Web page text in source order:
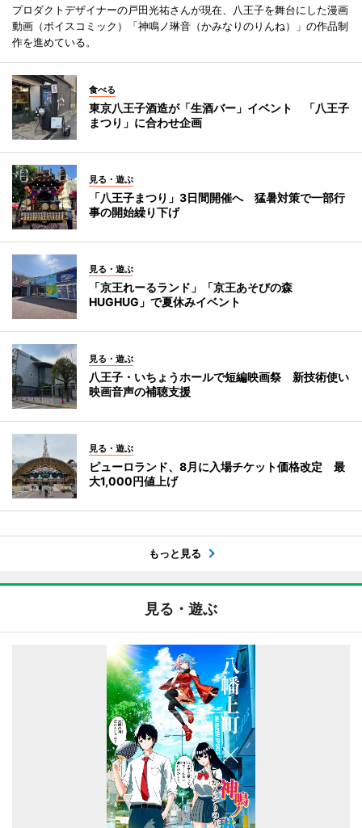
プロダクトデザイナーの戸田光祐さんが現在、八王子を舞台にした漫画
動画（ボイスコミック）「神鳴ノ琳音（かみなりのりんね）」の作品制
作を進めている。
食べる
東京八王子酒造が「生酒バー」イベント 「八王子
まつり」に合わせ企画
見る・遊ぶ
「八王子まつり」3日間開催へ 猛暑対策で一部行
事の開始繰り下げ
見る・遊ぶ
「京王れーるランド」「京王あそびの森
HUGHUG」で夏休みイベント
見る・遊ぶ
八王子・いちょうホールで短編映画祭 新技術使い
映画音声の補聴支援
見る・遊ぶ
ピューロランド、8月に入場チケット価格改定 最
大1,000円値上げ
もっと見る
見る・遊ぶ